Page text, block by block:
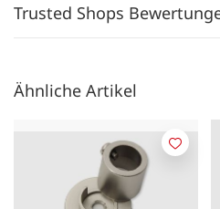
Trusted Shops
Ähnliche Artikel
Merken